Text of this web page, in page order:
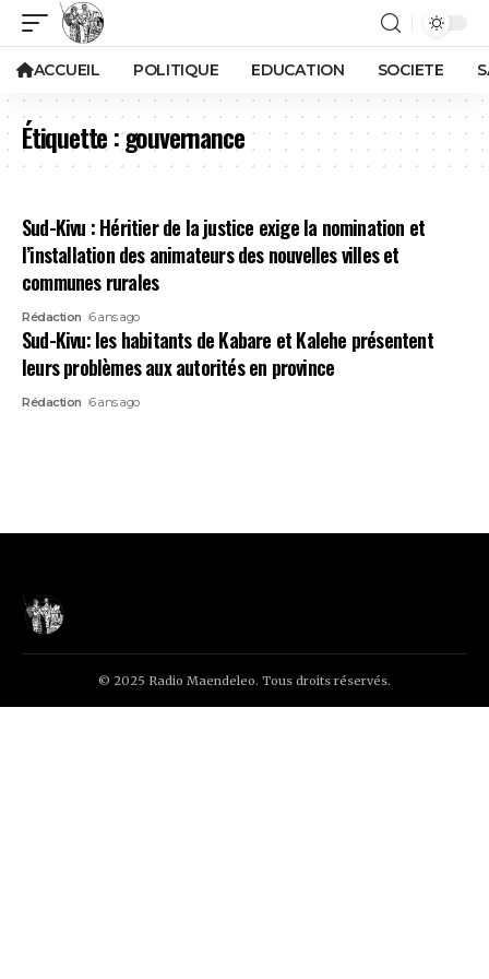
ACCUEIL POLITIQUE EDUCATION SOCIETE
Étiquette :gouvernance
Sud-Kivu : Héritier de la justice exige la nomination et
l’installation des animateurs des nouvelles villes et
communes rurales
Rédaction 6 ans ago
Sud-Kivu: les habitants de Kabare et Kalehe présentent
leurs problèmes aux autorités en province
Rédaction 6 ans ago
© 2025 Radio Maendeleo. Tous droits réservés.